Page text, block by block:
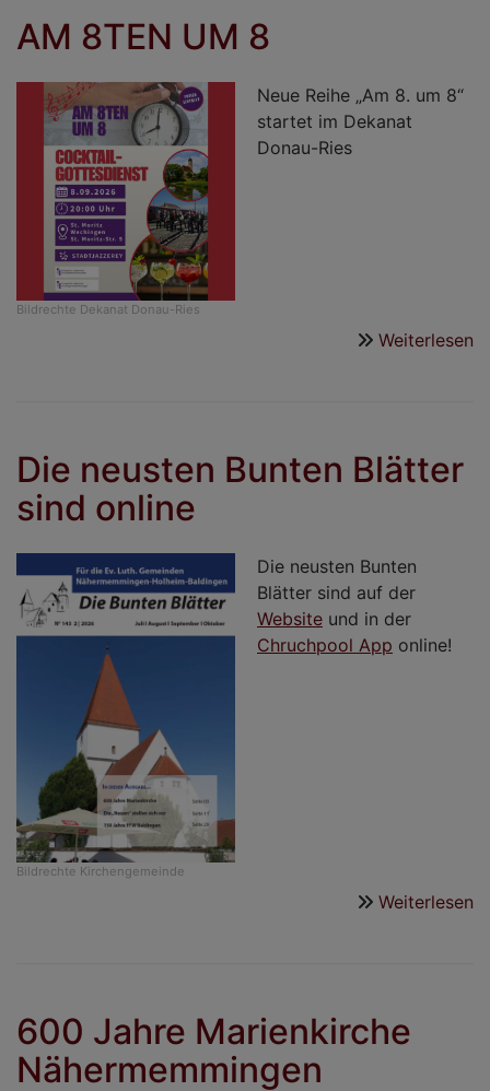
AM 8TEN UM 8
Bildrechte Dekanat Donau-Ries
Neue Reihe „Am 8. um 8“
startet im Dekanat
Donau-Ries
Weiterlesen
Die neusten Bunten Blätter
sind online
Bildrechte Kirchengemeinde
Die neusten Bunten
Blätter sind auf der
Website und in der
Chruchpool App online!
Weiterlesen
600 Jahre Marienkirche
Nähermemmingen